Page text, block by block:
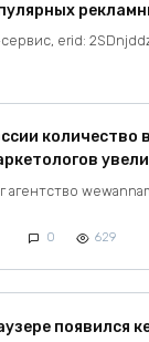
erid:
количество
агентство
0 629
появился